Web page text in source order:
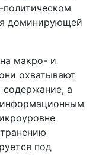
доминирующей
макро- и
охватывают
а
под